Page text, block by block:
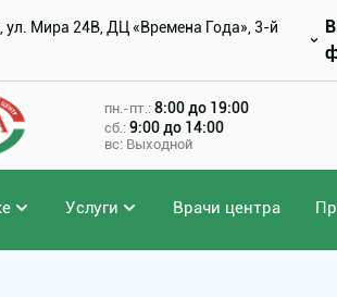
ул. Мира 24В, ДЦ «Времена Года», 3-й
пн.-пт.:8:00 до 19:00
сб.:9:00 до 14:00
вс: Выходной
Услуги Врачи центра